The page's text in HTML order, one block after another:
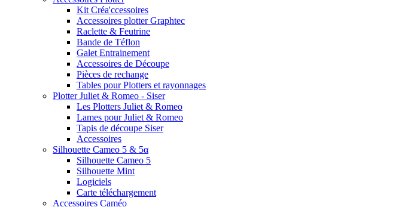
Kit Créa'ccessoires
Accessoires plotter Graphtec
Raclette & Feutrine
Bande de Téflon
Galet Entrainement
Accessoires de Découpe
Pièces de rechange
Tables pour Plotters et rayonnages
Plotter Juliet & Romeo - Siser
Les Plotters Juliet & Romeo
Lames pour Juliet & Romeo
Tapis de découpe Siser
Accessoires
Silhouette Cameo 5 & 5α
Silhouette Cameo 5
Silhouette Mint
Logiciels
Carte téléchargement
Accessoires Caméo